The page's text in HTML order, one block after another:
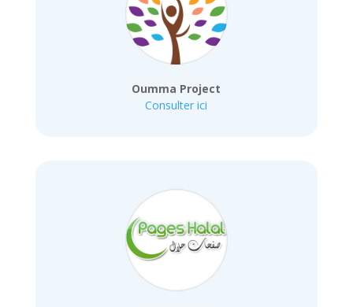
Oumma Project
Consulter ici